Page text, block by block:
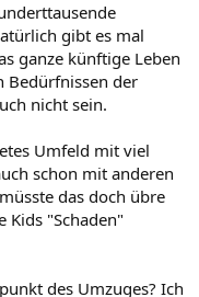
gibt es mal
ganze künftige Leben
Bedürfnissen der
nicht sein.
Umfeld mit viel
schon mit anderen
das doch übre
Kids "Schaden"
des Umzuges? Ich